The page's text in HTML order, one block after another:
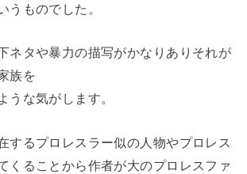
うものでした。
ネタや暴力の描写がかなりありそれが
族を
うな気がします。
するプロレスラー似の人物やプロレス
くることから作者が大のプロレスファ